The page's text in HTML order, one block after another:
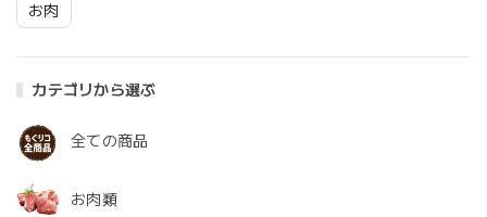
お肉
カテゴリから選ぶ
全ての商品
お肉類